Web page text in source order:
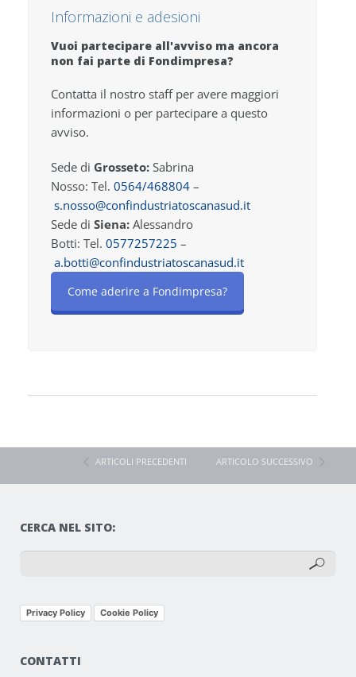
Informazioni e adesioni
Vuoi partecipare all'avviso ma ancora
non fai parte di Fondimpresa?
Contatta il nostro staff per avere maggiori
informazioni o per partecipare a questo
avviso.
Sede di Grosseto: Sabrina
Nosso: Tel.0564/468804 –
s.nosso@confindustriatoscanasud.it
Sede diSiena: Alessandro
Botti: Tel. 0577257225 –
a.botti@confindustriatoscanasud.it
Come aderire a Fondimpresa?
ARTICOLI PRECEDENTI ARTICOLO SUCCESSIVO
CERCA NEL SITO:
Privacy Policy Cookie Policy
CONTATTI